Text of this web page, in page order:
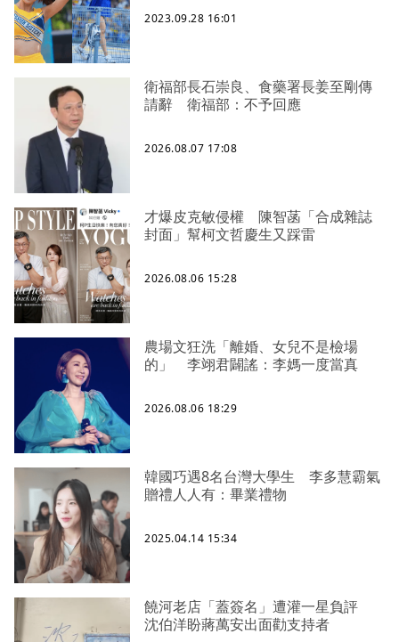
2023.09.28 16:01
衛福部長石崇良、食藥署長姜至剛傳
請辭 衛福部：不予回應
2026.08.07 17:08
才爆皮克敏侵權 陳智菡「合成雜誌
封面」幫柯文哲慶生又踩雷
2026.08.06 15:28
農場文狂洗「離婚、女兒不是檢場
的」 李翊君闢謠：李媽一度當真
2026.08.06 18:29
韓國巧遇8名台灣大學生 李多慧霸氣
贈禮人人有：畢業禮物
2025.04.14 15:34
饒河老店「蓋簽名」遭灌一星負評
沈伯洋盼蔣萬安出面勸支持者